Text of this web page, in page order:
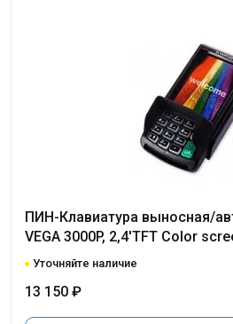
ПИН-Клавиатура выносная/
VEGA 3000P, 2,4'TFT Color
Уточняйте наличие
13 150 ₽